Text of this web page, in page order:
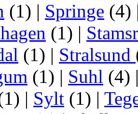
(1) | Springe (4)
(1) |
(1) | Stralsund
(1) | Suhl (4)
| Sylt (1) |